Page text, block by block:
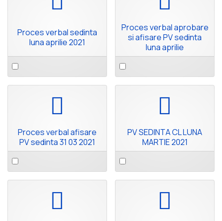
Proces verbal sedinta
luna aprilie 2021
Select
an
item
Proces verbal aprobare
si afisare PV sedinta
luna aprilie
Select
an
item
Proces verbal afisare
PV sedinta 31 03 2021
Select
an
item
PV SEDINTA CL LUNA
MARTIE 2021
Select
an
item